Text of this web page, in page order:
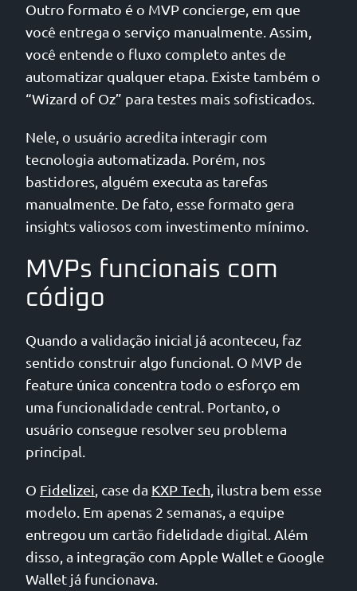
Outro formato é o MVP concierge, em que
você entrega o serviço manualmente. Assim,
você entende o fluxo completo antes de
automatizar qualquer etapa. Existe também o
“Wizard of Oz” para testes mais sofisticados.
Nele, o usuário acredita interagir com
tecnologia automatizada. Porém, nos
bastidores, alguém executa as tarefas
manualmente. De fato, esse formato gera
insights valiosos com investimento mínimo.
MVPs funcionais com
código
Quando a validação inicial já aconteceu, faz
sentido construir algo funcional. O MVP de
feature única concentra todo o esforço em
uma funcionalidade central. Portanto, o
usuário consegue resolver seu problema
principal.
O Fidelizei , case da KXP Tech , ilustra bem esse
modelo. Em apenas 2 semanas, a equipe
entregou um cartão fidelidade digital. Além
disso, a integração com Apple Wallet e Google
Wallet já funcionava.